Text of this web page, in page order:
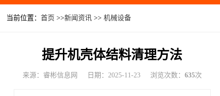
当前位置：首页 >>新闻资讯 >>机械设备
提升机壳体结料清理方法
来源：睿彬信息网 日期：2025-11-23 浏览次数： 635次